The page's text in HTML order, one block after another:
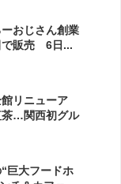
ーおじさん創業
で販売 6日...
館リニューア
茶…関西初グル
巨大フードホ